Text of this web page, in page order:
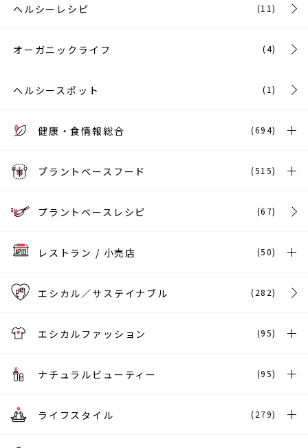
ヘルシーレシピ (11)
オーガニックライフ (4)
ヘルシースポット (1)
健康・食情報総合 (694)
プラントベースフード (515)
プラントベースレシピ (67)
レストラン / 小売店 (50)
エシカル／サステイナブル (282)
エシカルファッション (95)
ナチュラルビューティー (95)
ライフスタイル (279)